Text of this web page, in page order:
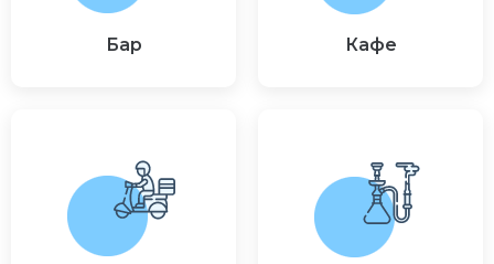
Бар Кафе